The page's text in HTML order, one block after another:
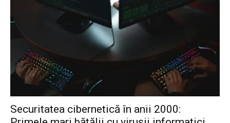
Securitatea cibernetică în anii 2000: